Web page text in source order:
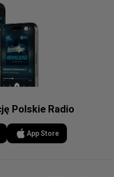
Polskie Radio
App Store